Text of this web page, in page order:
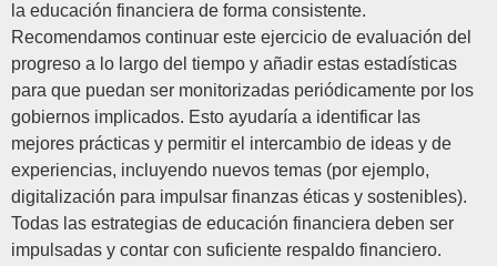
la educación financiera de forma consistente.
Recomendamos continuar este ejercicio de evaluación del
progreso a lo largo del tiempo y añadir estas estadísticas
para que puedan ser monitorizadas periódicamente por los
gobiernos implicados. Esto ayudaría a identificar las
mejores prácticas y permitir el intercambio de ideas y de
experiencias, incluyendo nuevos temas (por ejemplo,
digitalización para impulsar finanzas éticas y sostenibles).
Todas las estrategias de educación financiera deben ser
impulsadas y contar con suficiente respaldo financiero.